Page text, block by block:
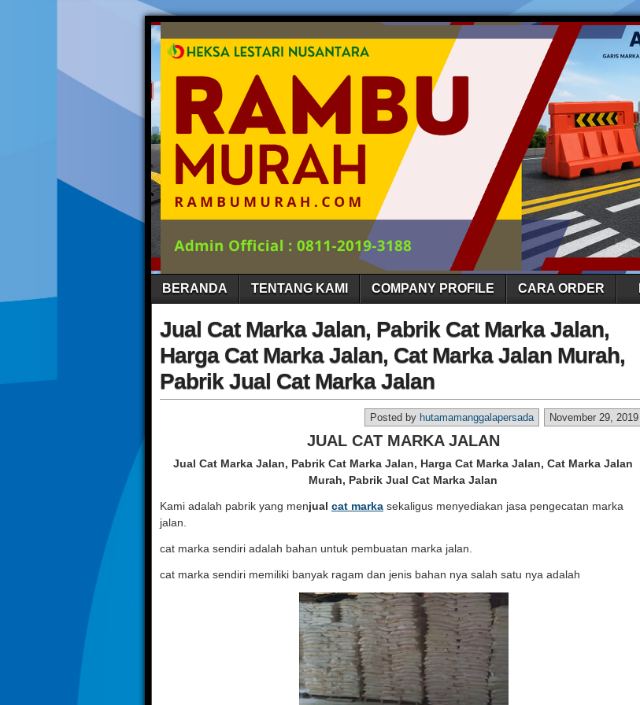
BERANDA TENTANG KAMI COMPANY PROFILE CARA ORDER
Jual Cat Marka Jalan, Pabrik Cat Marka Jalan,
Harga Cat Marka Jalan, Cat Marka Jalan Murah,
Pabrik Jual Cat Marka Jalan
November 29, 2019
Posted by hutamamanggalapersada
JUAL CAT MARKA JALAN
Jual Cat Marka Jalan, Pabrik Cat Marka Jalan, Harga Cat Marka Jalan, Cat Marka Jalan
Murah, Pabrik Jual Cat Marka Jalan
Kami adalah pabrik yang menjual cat marka sekaligus menyediakan jasa pengecatan marka
jalan.
cat marka sendiri adalah bahan untuk pembuatan marka jalan.
cat marka sendiri memiliki banyak ragam dan jenis bahan nya salah satu nya adalah